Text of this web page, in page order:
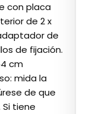
con placa
de 2 x
de
de fijación.
cm
mida la
de que
tiene